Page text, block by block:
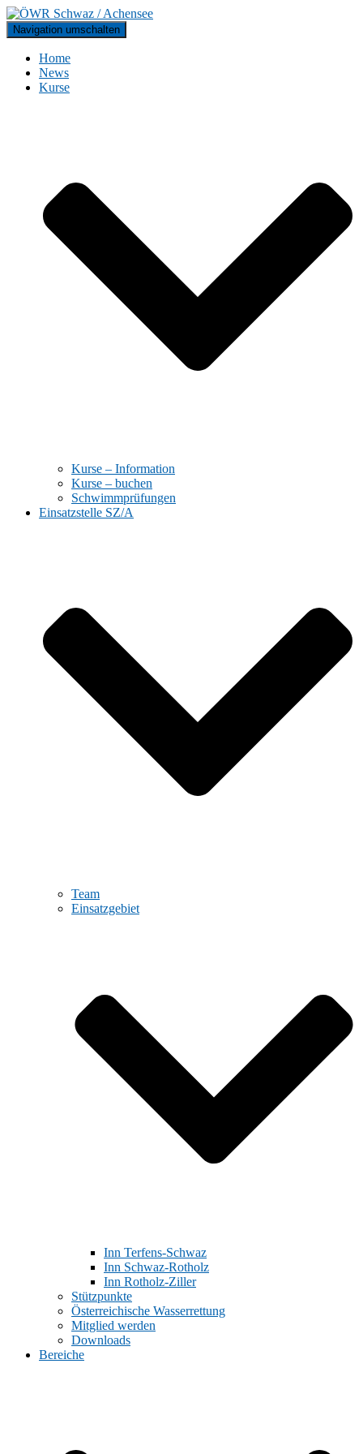
Navigation umschalten
Home
News
Kurse
Kurse – Information
Kurse – buchen
Schwimmprüfungen
Einsatzstelle SZ/A
Team
Einsatzgebiet
Inn Terfens-Schwaz
Inn Schwaz-Rotholz
Inn Rotholz-Ziller
Stützpunkte
Österreichische Wasserrettung
Mitglied werden
Downloads
Bereiche